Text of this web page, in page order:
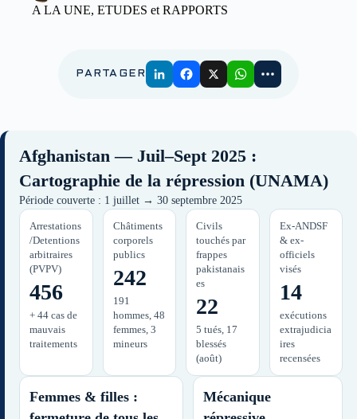
A LA UNE, ETUDES et RAPPORTS
PARTAGER
Afghanistan — Juil–Sept 2025 :
Cartographie de la répression (UNAMA)
Période couverte : 1 juillet → 30 septembre 2025
Arrestations
/Detentions
arbitraires
(PVPV)
456
+ 44 cas de
mauvais
traitements
Châtiments
corporels
publics
242
191
hommes, 48
femmes, 3
mineurs
Civils
touchés par
frappes
pakistanais
es
22
5 tués, 17
blessés
(août)
Ex-ANDSF
& ex-
officiels
visés
14
exécutions
extrajudicia
ires
recensées
Femmes & filles :
Mécanique